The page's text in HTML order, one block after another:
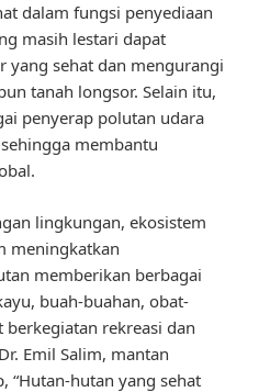
dalam fungsi penyediaan
masih lestari dapat
yang sehat dan mengurangi
tanah longsor. Selain itu,
penyerap polutan udara
membantu
lingkungan, ekosistem
meningkatkan
memberikan berbagai
buah-buahan, obat-
rekreasi dan
Emil Salim, mantan
“Hutan-hutan yang sehat